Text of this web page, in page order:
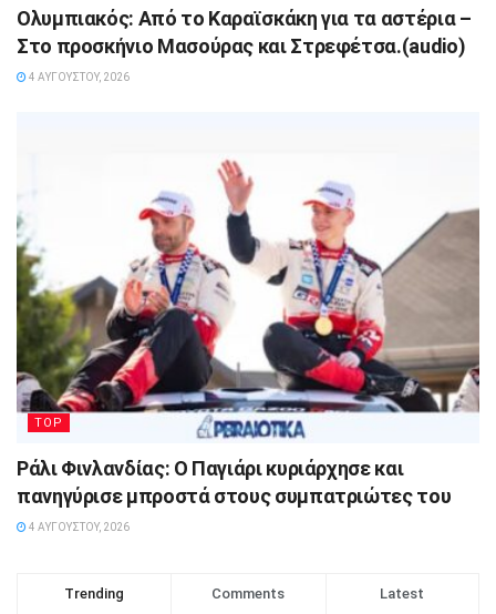
Ολυμπιακός: Από το Καραϊσκάκη για τα αστέρια –
Στο προσκήνιο Μασούρας και Στρεφέτσα.(audio)
4 ΑΥΓΟΎΣΤΟΥ, 2026
TOP
Ράλι Φινλανδίας: Ο Παγιάρι κυριάρχησε και
πανηγύρισε μπροστά στους συμπατριώτες του
4 ΑΥΓΟΎΣΤΟΥ, 2026
Trending Comments Latest